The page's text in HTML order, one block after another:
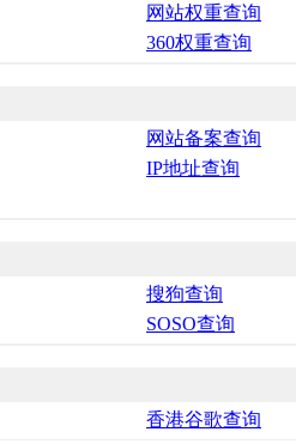
网站权重查询
360权重查询
网站备案查询
IP地址查询
搜狗查询
SOSO查询
香港谷歌查询